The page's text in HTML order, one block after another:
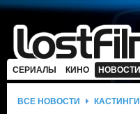
СЕРИАЛЫ КИНО НОВОСТИ
ВСЕ НОВОСТИ КАСТИНГИ